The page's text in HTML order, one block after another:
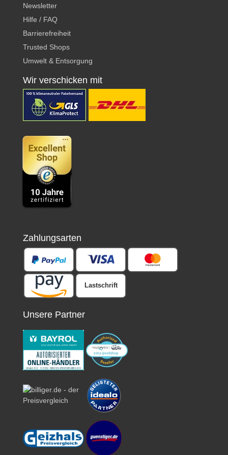
Newsletter
Hilfe / FAQ
Barrierefreiheit
Trusted Shops
Umwelt & Entsorgung
Wir verschicken mit
Zahlungsarten
Lastschrift
Unsere Partner